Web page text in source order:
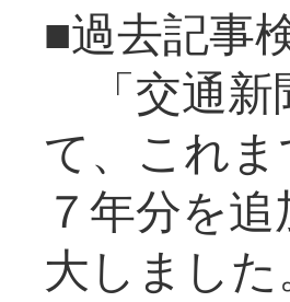
■過去記事
「交通新
て、これ
７年分を
大し